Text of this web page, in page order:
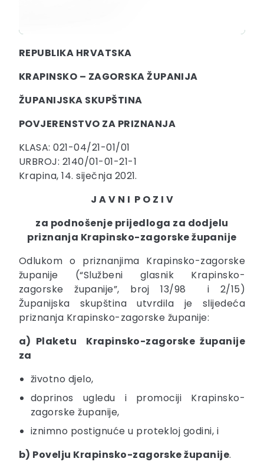
REPUBLIKA HRVATSKA
KRAPINSKO – ZAGORSKA ŽUPANIJA
ŽUPANIJSKA SKUPŠTINA
POVJERENSTVO ZA PRIZNANJA
KLASA: 021-04/21-01/01
URBROJ: 2140/01-01-21-1
Krapina, 14. siječnja 2021.
J A V N I P O Z I V
za podnošenje prijedloga za dodjelu
priznanja Krapinsko-zagorske županije
Odlukom o priznanjima Krapinsko-zagorske
županije (“Službeni glasnik Krapinsko-
zagorske županije”, broj 13/98 i 2/15)
Županijska skupština utvrdila je slijedeća
priznanja Krapinsko-zagorske županije:
a) Plaketu Krapinsko-zagorske županije
za
životno djelo,
doprinos ugledu i promociji Krapinsko-
zagorske županije,
iznimno postignuće u protekloj godini, i
b) Povelju Krapinsko-zagorske županije.